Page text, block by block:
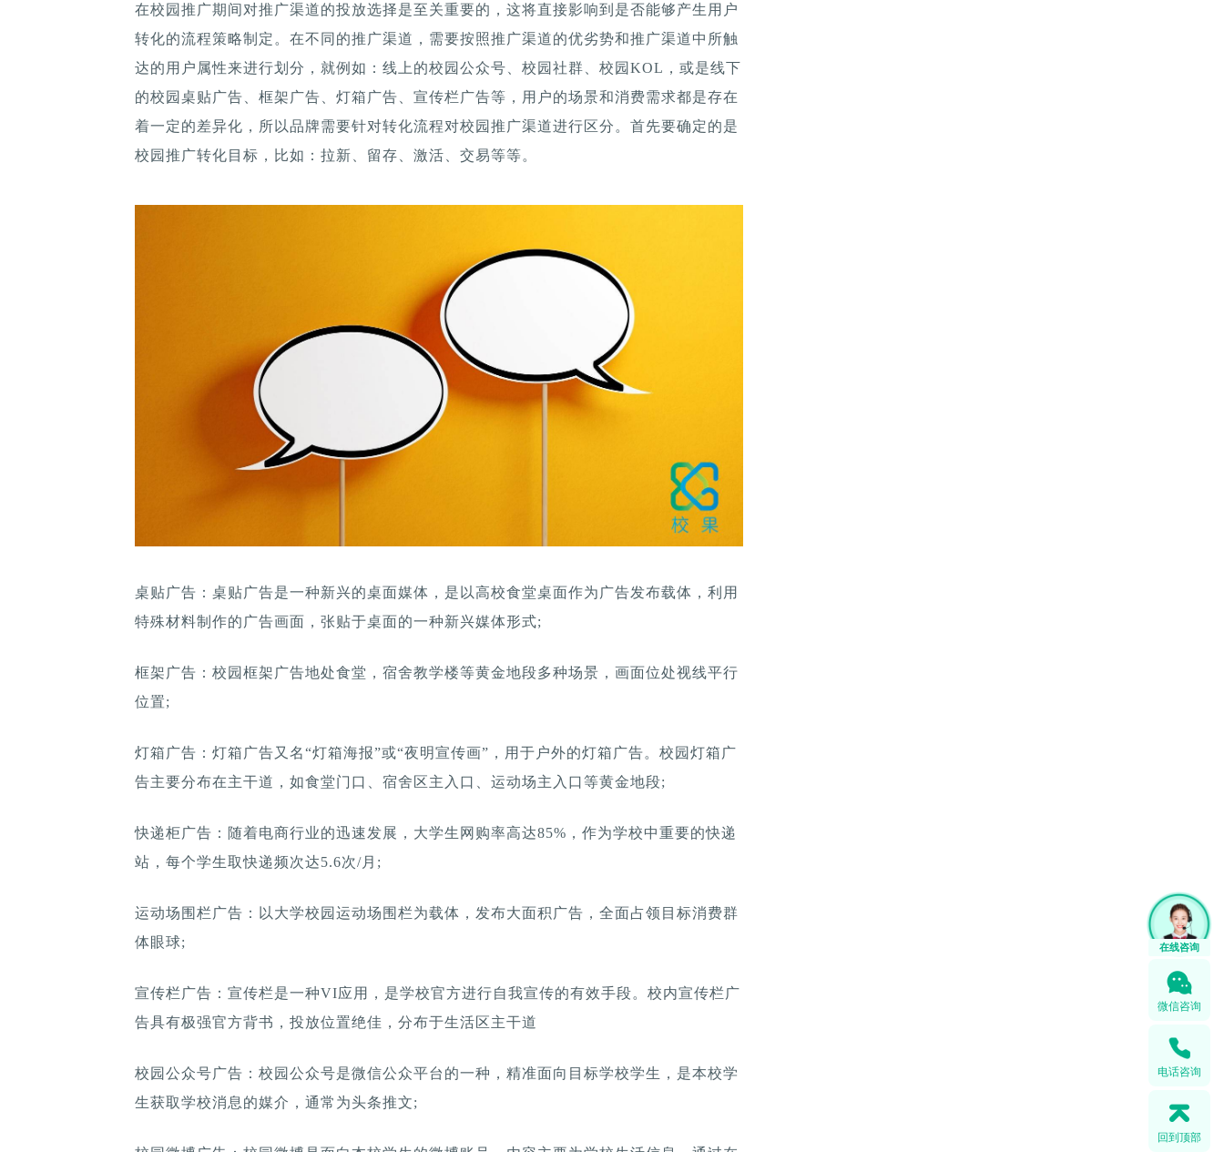
在校园推广期间对推广渠道的投放选择是至关重要的，这将直接影响到是否能够产生用户
转化的流程策略制定。在不同的推广渠道，需要按照推广渠道的优劣势和推广渠道中所触
达的用户属性来进行划分，就例如：线上的校园公众号、校园社群、校园KOL，或是线下
的校园桌贴广告、框架广告、灯箱广告、宣传栏广告等，用户的场景和消费需求都是存在
着一定的差异化，所以品牌需要针对转化流程对校园推广渠道进行区分。首先要确定的是
校园推广转化目标，比如：拉新、留存、激活、交易等等。
桌贴广告：桌贴广告是一种新兴的桌面媒体，是以高校食堂桌面作为广告发布载体，利用
特殊材料制作的广告画面，张贴于桌面的一种新兴媒体形式;
框架广告：校园框架广告地处食堂，宿舍教学楼等黄金地段多种场景，画面位处视线平行
位置;
灯箱广告：灯箱广告又名“灯箱海报”或“夜明宣传画”，用于户外的灯箱广告。校园灯箱广
告主要分布在主干道，如食堂门口、宿舍区主入口、运动场主入口等黄金地段;
快递柜广告：随着电商行业的迅速发展，大学生网购率高达85%，作为学校中重要的快递
站，每个学生取快递频次达5.6次/月;
运动场围栏广告：以大学校园运动场围栏为载体，发布大面积广告，全面占领目标消费群
体眼球;
宣传栏广告：宣传栏是一种VI应用，是学校官方进行自我宣传的有效手段。校内宣传栏广
告具有极强官方背书，投放位置绝佳，分布于生活区主干道
校园公众号广告：校园公众号是微信公众平台的一种，精准面向目标学校学生，是本校学
生获取学校消息的媒介，通常为头条推文;
在线咨询
微信咨询
电话咨询
回到顶部